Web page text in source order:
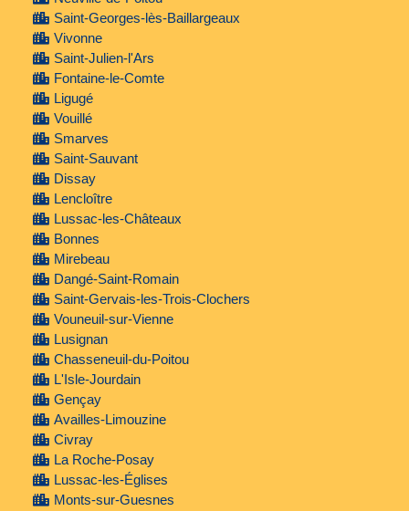
Saint-Georges-lès-Baillargeaux
Vivonne
Saint-Julien-l'Ars
Fontaine-le-Comte
Ligugé
Vouillé
Smarves
Saint-Sauvant
Dissay
Lencloître
Lussac-les-Châteaux
Bonnes
Mirebeau
Dangé-Saint-Romain
Saint-Gervais-les-Trois-Clochers
Vouneuil-sur-Vienne
Lusignan
Chasseneuil-du-Poitou
L'Isle-Jourdain
Gençay
Availles-Limouzine
Civray
La Roche-Posay
Lussac-les-Églises
Monts-sur-Guesnes